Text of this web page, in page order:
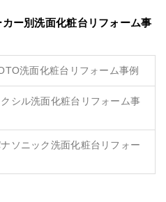
ー別洗面化粧台リフォーム事
洗面化粧台リフォーム事例
シル洗面化粧台リフォーム事
ソニック洗面化粧台リフォー